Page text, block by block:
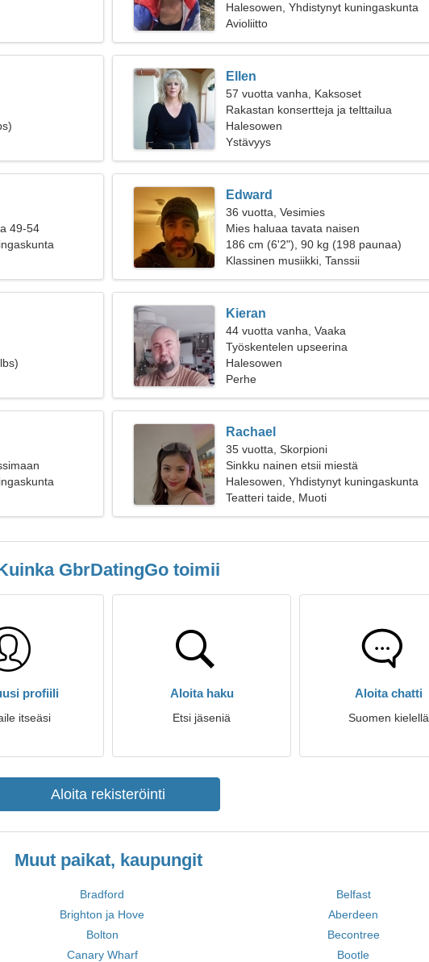
Halesowen, Yhdistynyt kuningaskunta
Avioliitto
Ellen
57 vuotta vanha, Kaksoset
Rakastan konsertteja ja telttailua
Halesowen
Ystävyys
49-54
Edward
36 vuotta, Vesimies
Mies haluaa tavata naisen
186 cm (6'2"), 90 kg (198 paunaa)
Klassinen musiikki, Tanssii
Kieran
44 vuotta vanha, Vaaka
Työskentelen upseerina
Halesowen
Perhe
Rachael
35 vuotta, Skorpioni
Sinkku nainen etsii miestä
Halesowen, Yhdistynyt kuningaskunta
Teatteri taide, Muoti
GbrDatingGo toimii
profiili
itseäsi
Aloita haku
Etsi jäseniä
Aloita chatti
Suomen kielellä
Aloita rekisteröinti
Muut paikat, kaupungit
Bradford
Belfast
Brighton ja Hove
Aberdeen
Bolton
Becontree
Canary Wharf Bootle